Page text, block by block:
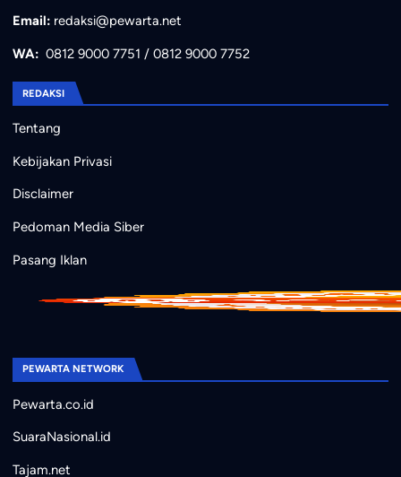
Email: redaksi@pewarta.net
WA: 0812 9000 7751 / 0812 9000 7752
REDAKSI
Tentang
Kebijakan Privasi
Disclaimer
Pedoman Media Siber
Pasang Iklan
PEWARTA NETWORK
Pewarta.co.id
SuaraNasional.id
Tajam.net